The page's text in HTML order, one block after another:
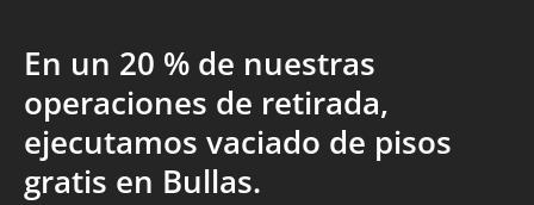
En un 20 % de nuestras
operaciones de retirada,
ejecutamos vaciado de pisos
gratis en Bullas.